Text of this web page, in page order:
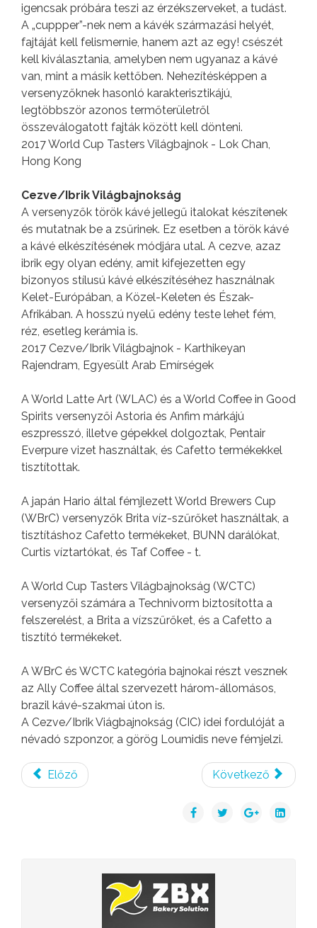
igencsak próbára teszi az érzékszerveket, a tudást.
A „cuppper”-nek nem a kávék származási helyét,
fajtáját kell felismernie, hanem azt az egy! csészét
kell kiválasztania, amelyben nem ugyanaz a kávé
van, mint a másik kettőben. Nehezítésképpen a
versenyzőknek hasonló karakterisztikájú,
legtöbbször azonos termőterületről
összeválogatott fajták között kell dönteni.
2017 World Cup Tasters Világbajnok - Lok Chan,
Hong Kong
Cezve/Ibrik Világbajnokság
A versenyzők török kávé jellegű italokat készítenek
és mutatnak be a zsűrinek. Ez esetben a török kávé
a kávé elkészítésének módjára utal. A cezve, azaz
ibrik egy olyan edény, amit kifejezetten egy
bizonyos stílusú kávé elkészítéséhez használnak
Kelet-Európában, a Közel-Keleten és Észak-
Afrikában. A hosszú nyelű edény teste lehet fém,
réz, esetleg kerámia is.
2017 Cezve/Ibrik Világbajnok - Karthikeyan
Rajendram, Egyesült Arab Emírségek
A World Latte Art (WLAC) és a World Coffee in Good
Spirits versenyzői Astoria és Anfim márkájú
eszpresszó, illetve gépekkel dolgoztak, Pentair
Everpure vizet használtak, és Cafetto termékekkel
tisztítottak.
A japán Hario által fémjlezett World Brewers Cup
(WBrC) versenyzők Brita víz-szűrőket használtak, a
tisztításhoz Cafetto termékeket, BUNN darálókat,
Curtis víztartókat, és Taf Coffee - t.
A World Cup Tasters Világbajnokság (WCTC)
versenyzői számára a Technivorm biztosította a
felszerelést, a Brita a vízszűrőket, és a Cafetto a
tisztító termékeket.
A WBrC és WCTC kategória bajnokai részt vesznek
az Ally Coffee által szervezett három-állomásos,
brazil kávé-szakmai úton is.
A Cezve/Ibrik Viágbajnokság (CIC) idei fordulóját a
névadó szponzor, a görög Loumidis neve fémjelzi.
Előző Következő